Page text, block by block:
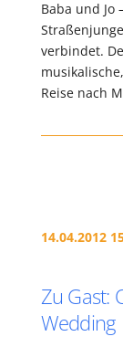
Baba und Jo
verbindet.
Reise nach
14.04.2012
Zu Gast:
Wedding